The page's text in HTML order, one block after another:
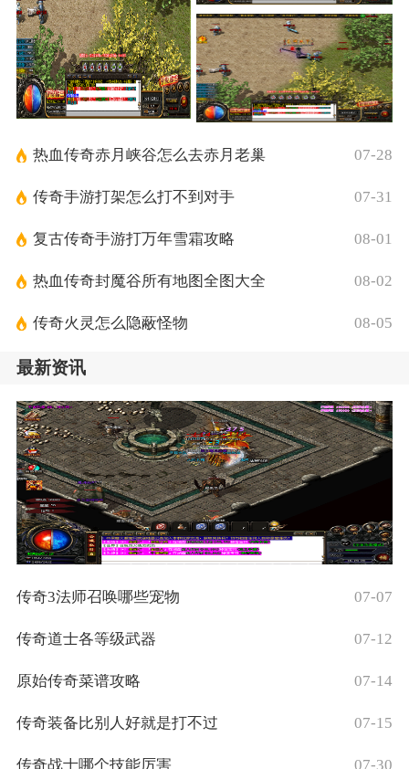
热血传奇赤月峡谷怎么去赤月老巢 07-28
传奇手游打架怎么打不到对手 07-31
复古传奇手游打万年雪霜攻略 08-01
热血传奇封魔谷所有地图全图大全 08-02
传奇火灵怎么隐蔽怪物 08-05
最新资讯
传奇3法师召唤哪些宠物 07-07
传奇道士各等级武器 07-12
原始传奇菜谱攻略 07-14
传奇装备比别人好就是打不过 07-15
传奇战士哪个技能厉害 07-30